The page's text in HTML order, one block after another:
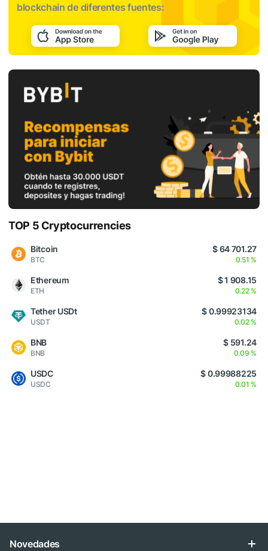
blockchain de diferentes fuentes:
TOP 5 Cryptocurrencies
Bitcoin
BTC
$ 64 701.27
0.51 %
Ethereum
ETH
$ 1 908.15
0.22 %
Tether USDt
USDT
$ 0.99923134
0.02 %
BNB
BNB
$ 591.24
0.09 %
USDC
USDC
$ 0.99988225
0.01 %
Novedades